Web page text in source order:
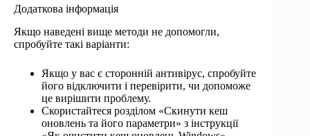
Додаткова інформація
Якщо наведені вище методи не допомогли,
спробуйте такі варіанти:
Якщо у вас є сторонній антивірус, спробуйте
його відключити і перевірити, чи допоможе
це вирішити проблему.
Скористайтеся розділом «Скинути кеш
оновлень та його параметри» з інструкції